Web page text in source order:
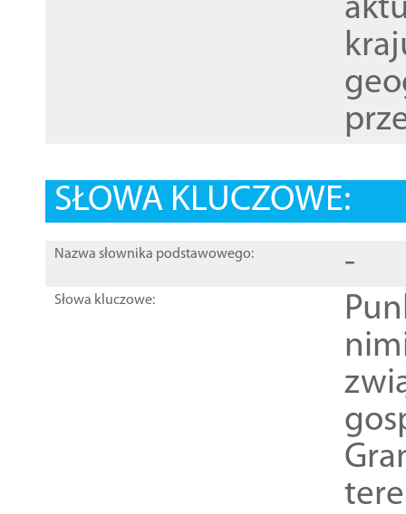
SŁOWA KLUCZOWE:
Nazwa słownika podstawowego: -
Słowa kluczowe: